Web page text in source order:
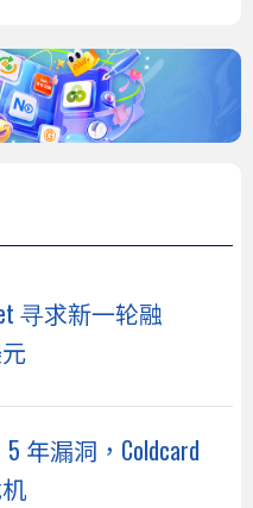
寻求新一轮融
年漏洞，Coldcard